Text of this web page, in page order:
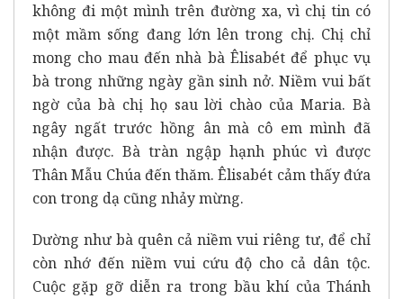
không đi một mình trên đường xa, vì chị tin có
một mầm sống đang lớn lên trong chị. Chị chỉ
mong cho mau đến nhà bà Êlisabét để phục vụ
bà trong những ngày gần sinh nở. Niềm vui bất
ngờ của bà chị họ sau lời chào của Maria. Bà
ngây ngất trước hồng ân mà cô em mình đã
nhận được. Bà tràn ngập hạnh phúc vì được
Thân Mẫu Chúa đến thăm. Êlisabét cảm thấy đứa
con trong dạ cũng nhảy mừng.
Dường như bà quên cả niềm vui riêng tư, để chỉ
còn nhớ đến niềm vui cứu độ cho cả dân tộc.
Cuộc gặp gỡ diễn ra trong bầu khí của Thánh